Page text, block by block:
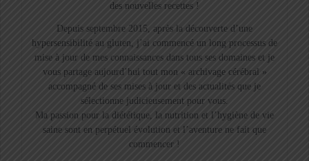
des nouvelles recettes !
Depuis septembre 2015, après la découverte d’une
hypersensibilité au gluten, j’ai commencé un long processus de
mise à jour de mes connaissances dans tous ses domaines et je
vous partage aujourd’hui tout mon « archivage cérébral »
accompagné de ses mises à jour et des actualités que je
sélectionne judicieusement pour vous.
Ma passion pour la diététique, la nutrition et l’hygiène de vie
saine sont en perpétuel évolution et l’aventure ne fait que
commencer !